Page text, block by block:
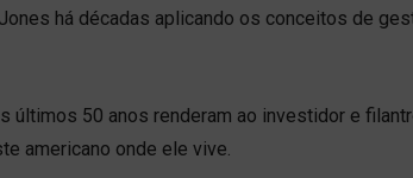
há décadas aplicando os conceitos de
últimos 50 anos renderam ao investidor e
americano onde ele vive.